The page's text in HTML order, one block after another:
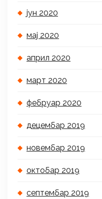
јун 2020
мај 2020
април 2020
март 2020
фебруар 2020
децембар 2019
новембар 2019
октобар 2019
септембар 2019